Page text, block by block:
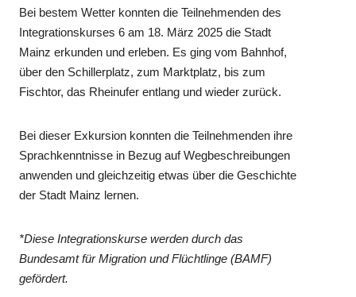
Bei bestem Wetter konnten die Teilnehmenden des
Integrationskurses 6 am 18. März 2025 die Stadt
Mainz erkunden und erleben. Es ging vom Bahnhof,
über den Schillerplatz, zum Marktplatz, bis zum
Fischtor, das Rheinufer entlang und wieder zurück.
Bei dieser Exkursion konnten die Teilnehmenden ihre
Sprachkenntnisse in Bezug auf Wegbeschreibungen
anwenden und gleichzeitig etwas über die Geschichte
der Stadt Mainz lernen.
*Diese Integrationskurse werden durch das
Bundesamt für Migration und Flüchtlinge (BAMF)
gefördert.